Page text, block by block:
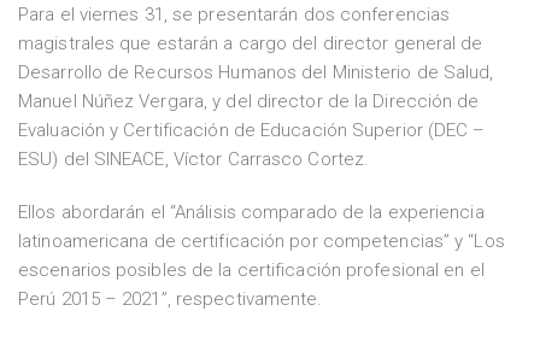
Para el viernes 31, se presentarán dos conferencias
magistrales que estarán a cargo del director general de
Desarrollo de Recursos Humanos del Ministerio de Salud,
Manuel Núñez Vergara, y del director de la Dirección de
Evaluación y Certificación de Educación Superior (DEC –
ESU) del SINEACE, Víctor Carrasco Cortez.
Ellos abordarán el “Análisis comparado de la experiencia
latinoamericana de certificación por competencias” y “Los
escenarios posibles de la certificación profesional en el
Perú 2015 – 2021”, respectivamente.